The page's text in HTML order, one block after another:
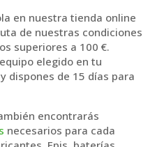
en nuestra tienda online
de nuestras condiciones
superiores a 100 €.
elegido en tu
dispones de 15 días para
encontrarás
necesarios para cada